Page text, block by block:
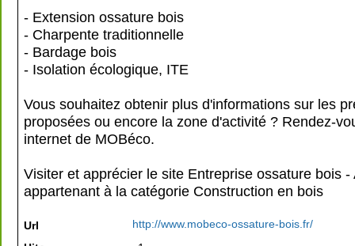
- Extension ossature bois
- Charpente traditionnelle
- Bardage bois
- Isolation écologique, ITE
Vous souhaitez obtenir plus d'informations sur les
proposées ou encore la zone d'activité ? Rendez-
internet de MOBéco.
Visiter et apprécier le site Entreprise ossature bois -
appartenant à la catégorie Construction en bois
Url
http://www.mobeco-ossature-bois.fr/